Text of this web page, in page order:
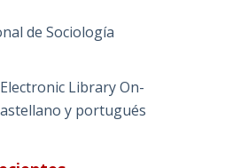
de Sociología
Library On-
y portugués